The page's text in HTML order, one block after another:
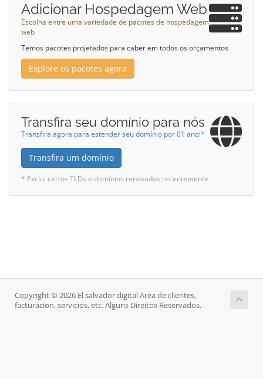
Adicionar Hospedagem Web
Escolha entre uma variedade de pacotes de hospedagem
web
Temos pacotes projetados para caber em todos os orçamentos
Explore os pacotes agora
Transfira seu domínio para nós
Transfira agora para estender seu domínio por 01 ano!*
Transfira um domínio
* Exclui certos TLDs e domínios renovados recentemente
Copyright © 2026 El salvador digital Area de clientes,
facturacion, servicios, etc. Alguns Direitos Reservados.